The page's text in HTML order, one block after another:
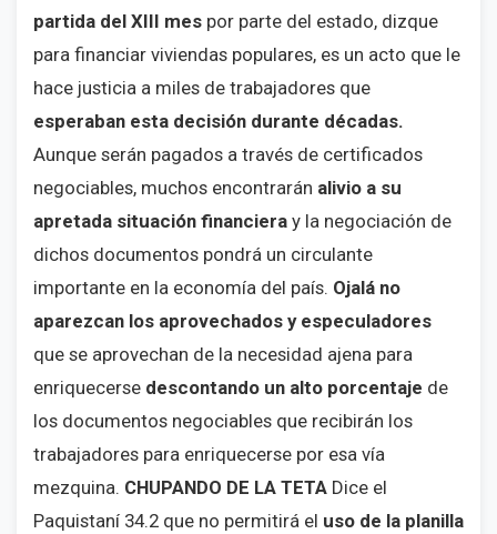
partida del XIII mes por parte del estado, dizque
para financiar viviendas populares, es un acto que le
hace justicia a miles de trabajadores que
esperaban esta decisión durante décadas.
Aunque serán pagados a través de certificados
negociables, muchos encontrarán alivio a su
apretada situación financiera y la negociación de
dichos documentos pondrá un circulante
importante en la economía del país. Ojalá no
aparezcan los aprovechados y especuladores
que se aprovechan de la necesidad ajena para
enriquecerse descontando un alto porcentaje de
los documentos negociables que recibirán los
trabajadores para enriquecerse por esa vía
mezquina. CHUPANDO DE LA TETA Dice el
Paquistaní 34.2 que no permitirá el uso de la planilla